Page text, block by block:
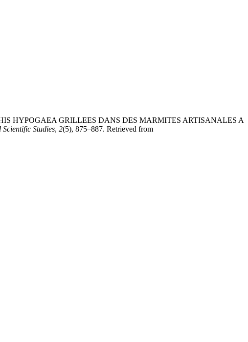
HYPOGAEA GRILLEES DANS DES MARMITES ARTISANALES A
Studies, 2(5), 875–887. Retrieved from